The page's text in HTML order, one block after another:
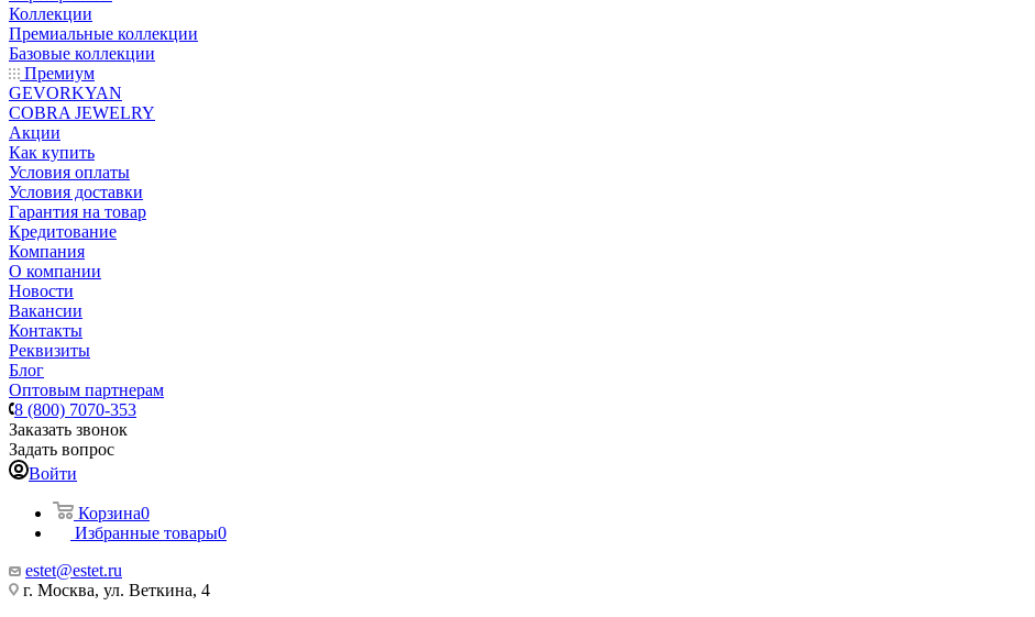
Коллекции
Премиальные коллекции
Базовые коллекции
Премиум
GEVORKYAN
COBRA JEWELRY
Акции
Как купить
Условия оплаты
Условия доставки
Гарантия на товар
Кредитование
Компания
О компании
Новости
Вакансии
Контакты
Реквизиты
Блог
Оптовым партнерам
8 (800) 7070-353
Заказать звонок
Задать вопрос
Войти
Корзина0
Избранные товары0
estet@estet.ru
г. Москва, ул. Веткина, 4